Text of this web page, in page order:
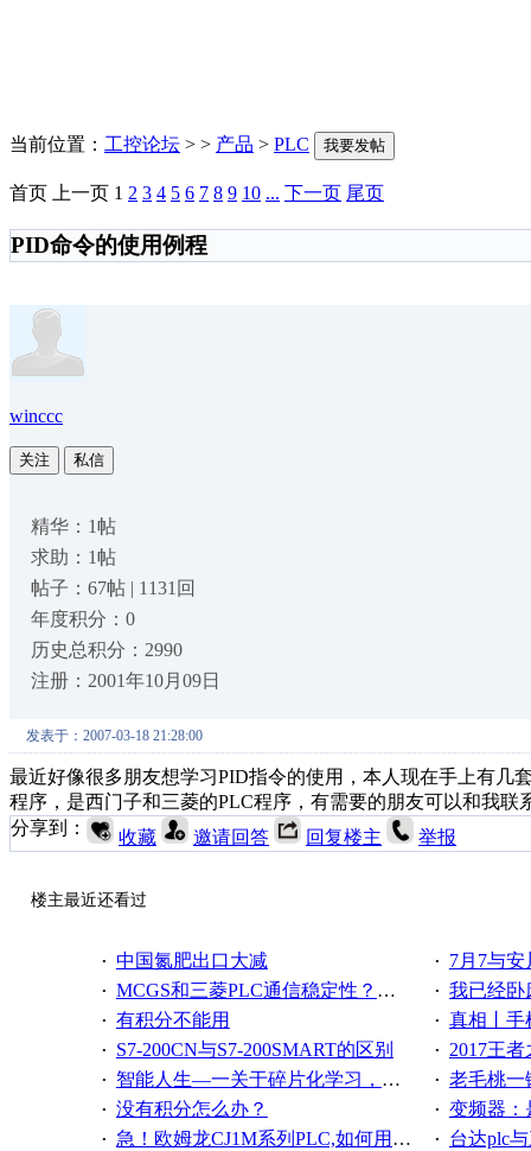
当前位置： 工控论坛 > > 产品 > PLC 我要发帖
首页 上一页 1 2 3 4 5 6 7 8 9 10 ... 下一页 尾页
PID命令的使用例程
winccc
关注 私信
精华：1帖
求助：1帖
帖子：67帖 | 1131回
年度积分：0
历史总积分：2990
注册：2001年10月09日
发表于：2007-03-18 21:28:00
最近好像很多朋友想学习PID指令的使用，本人现在手上有几
程序，是西门子和三菱的PLC程序，有需要的朋友可以和我联
分享到：
收藏 邀请回答 回复楼主 举报
楼主最近还看过
· 中国氮肥出口大减 · 7月7与安
· MCGS和三菱PLC通信稳定性？？？ · 我已经卧床一个多月了，
· 有积分不能用 · 真相丨手机是
· S7-200CN与S7-200SMART的区别 · 2017王者之狮“
· 智能人生—一关于碎片化学习，看这一篇就够了！ · 老毛桃一键还原，傻瓜式操作
· 没有积分怎么办？ · 变频器：是陈
· 急！欧姆龙CJ1M系列PLC,如何用时间控制变频器。要求时间在组态王中可以自由输入！拜托各位大神了！ · 台达plc